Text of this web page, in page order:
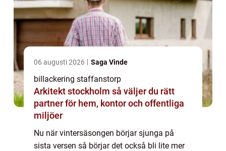
06 augusti 2026 Saga Vinde
billackering staffanstorp
Arkitekt stockholm så väljer du rätt
partner för hem, kontor och offentliga
miljöer
Nu när vintersäsongen börjar sjunga på
sista versen så börjar det också bli lite mer